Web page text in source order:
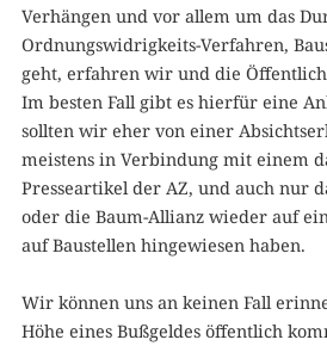
Verhängen und vor allem um das
Ordnungswidrigkeits-Verfahren,
geht, erfahren wir und die
Im besten Fall gibt es hierfür eine
sollten wir eher von einer
meistens in Verbindung mit einem
Presseartikel der AZ, und auch nur
oder die Baum-Allianz wieder auf
auf Baustellen hingewiesen haben.
Wir können uns an keinen Fall
Höhe eines Bußgeldes öffentlich